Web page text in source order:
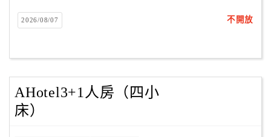
作
商
合
作
2026/08/07 不開放
AHotel3+1人房（四小
床）